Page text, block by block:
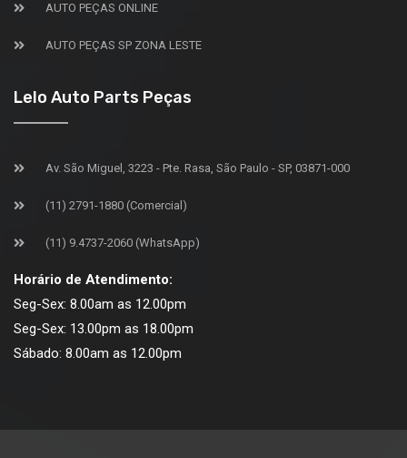
AUTO PEÇAS ONLINE
AUTO PEÇAS SP ZONA LESTE
Lelo Auto Parts Peças
Av. São Miguel, 3223 - Pte. Rasa, São Paulo - SP, 03871-000
(11) 2791-1880 (Comercial)
(11) 9.4737-2060 (WhatsApp)
Horário de Atendimento:
Seg-Sex: 8.00am as 12.00pm
Seg-Sex: 13.00pm as 18.00pm
Sábado: 8.00am as 12.00pm